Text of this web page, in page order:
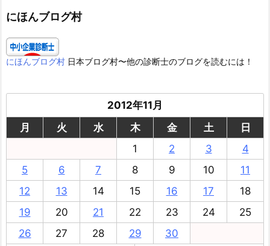
ー
にほんブログ村
にほんブログ村 日本ブログ村〜他の診断士のブログを読むには！
2012年11月
月
火 水 木 金 土
日
1
2 3
4
5
6 7 8 9 10
11
12
13 14 15 16 17
18
19
20 21 22 23 24
25
26
27 28 29 30